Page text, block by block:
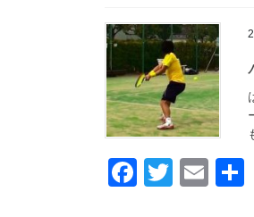
c
e
b
o
o
k
tt
er
ail
F
T
E